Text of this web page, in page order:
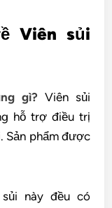
Viên sủi
gì? Viên sủi
hỗ trợ điều trị
Sản phẩm được
này đều có